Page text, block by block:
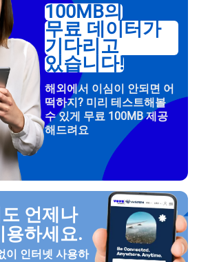
100MB의
무료 데이터가
기다리고
있습니다!
해외에서 이심이 안되면 어
떡하지? 미리 테스트해볼
수 있게 무료 100MB 제공
해드려요
언제나
용하세요.
이 인터넷 사용하